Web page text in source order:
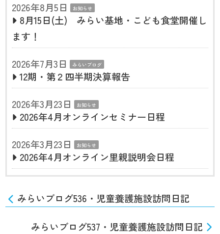
2026年8月5日 お知らせ
8月15日(土) みらい基地・こども食堂開催し
ます！
2026年7月3日
みらいブログ
12期・第２四半期決算報告
2026年3月23日
お知らせ
2026年4月オンラインセミナー日程
2026年3月23日
お知らせ
2026年4月オンライン里親説明会日程
みらいブログ536・児童養護施設訪問日記
みらいブログ537・児童養護施設訪問日記